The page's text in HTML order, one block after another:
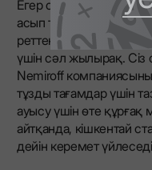
Егер сіз барлық
асып түскіңіз келсе,
реттеңіз. Бай, майлы
үшін сәл жылырақ.
Nemiroff
тұзды тағамдар үшін
ауысу үшін өте құрғақ
айтқанда, кішкентай
дейін керемет